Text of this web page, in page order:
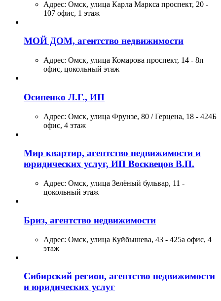
Адрес: Омск, улица Карла Маркса проспект, 20 -
107 офис, 1 этаж
МОЙ ДОМ, агентство недвижимости
Адрес: Омск, улица Комарова проспект, 14 - 8п
офис, цокольный этаж
Осипенко Л.Г., ИП
Адрес: Омск, улица Фрунзе, 80 / Герцена, 18 - 424Б
офис, 4 этаж
Мир квартир, агентство недвижимости и
юридических услуг, ИП Восквецов В.П.
Адрес: Омск, улица Зелёный бульвар, 11 -
цокольный этаж
Бриз, агентство недвижимости
Адрес: Омск, улица Куйбышева, 43 - 425а офис, 4
этаж
Сибирский регион, агентство недвижимости
и юридических услуг